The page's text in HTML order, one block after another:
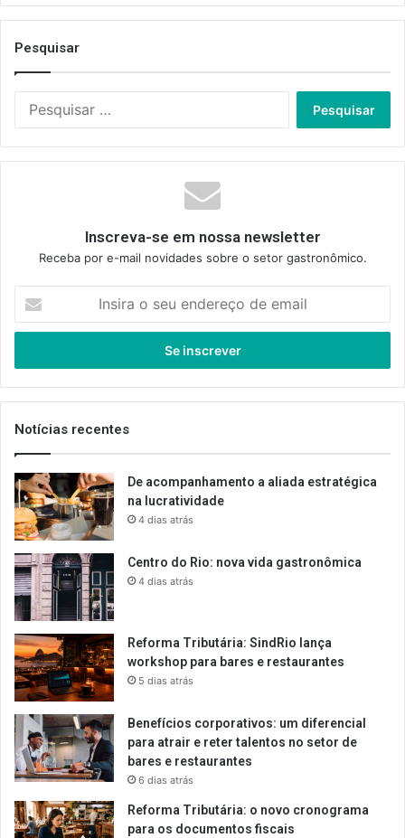
Pesquisar
Inscreva-se em nossa newsletter
Receba por e-mail novidades sobre o setor gastronômico.
seu
de
email
Notícias recentes
De acompanhamento a aliada estratégica
na lucratividade
4 dias atrás
Centro do Rio: nova vida gastronômica
4 dias atrás
Reforma Tributária: SindRio lança
workshop para bares e restaurantes
5 dias atrás
Benefícios corporativos: um diferencial
para atrair e reter talentos no setor de
bares e restaurantes
6 dias atrás
Reforma Tributária: o novo cronograma
para os documentos fiscais